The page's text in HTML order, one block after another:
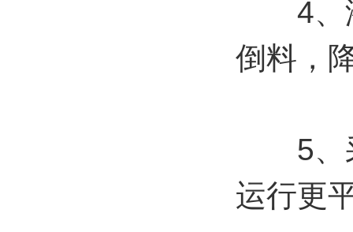
4、液
倒料，
5、采
运行更